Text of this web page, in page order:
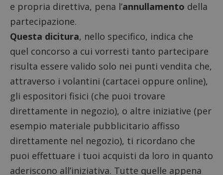
e propria direttiva, pena l’annullamento della
partecipazione.
Questa dicitura, nello specifico, indica che
quel concorso a cui vorresti tanto partecipare
risulta essere valido solo nei punti vendita che,
attraverso i volantini (cartacei oppure online),
gli espositori fisici (che puoi trovare
direttamente in negozio), o altre iniziative (per
esempio materiale pubblicitario affisso
direttamente nel negozio), ti ricordano che
puoi effettuare i tuoi acquisti da loro in quanto
aderiscono all’iniziativa. Tutte quelle appena